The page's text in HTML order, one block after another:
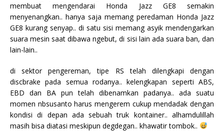
membuat mengendarai Honda Jazz GE8 semakin
menyenangkan.. hanya saja memang peredaman Honda Jazz
GE8 kurang senyap.. di satu sisi memang asyik mendengarkan
suara mesin saat dibawa ngebut, di sisi lain ada suara ban, dan
lain-lain..
di sektor pengereman, tipe RS telah dilengkapi dengan
discbrake pada semua rodanya.. kelengkapan seperti ABS,
EBD dan BA pun telah dibenamkan padanya.. ada suatu
momen nbsusanto harus mengerem cukup mendadak dengan
kondisi di depan ada sebuah truk kontainer.. alhamdulillah
masih bisa diatasi meskipun degdegan.. khawatir tombok..